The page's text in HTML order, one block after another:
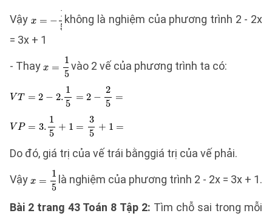
Vậy
không là nghiệm của phương trình 2 - 2x
= 3x + 1
- Thay vào 2 vế của phương trình ta có:
Do đó, giá trị của vế trái bằnggiá trị của vế phải.
Vậy là nghiệm của phương trình 2 - 2x = 3x + 1.
Bài 2 trang 43 Toán 8 Tập 2: Tìm chỗ sai trong mỗi